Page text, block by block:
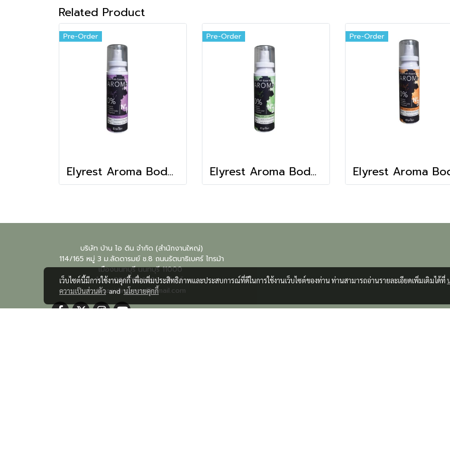
Related Product
Pre-Order
Elyrest Aroma Body Mist No.1(Better Sleep)
Pre-Order
Elyrest Aroma Body Mist No 2( Purify , Breathe )
Pre-Order
บริษัท บ้าน ไอ ดิน จำกัด (สำนักงานใหญ่)
114/165 หมู่ 3 ม.ลัดดารมย์ ซ.8 ถนนรัตนาธิเบศร์ ไทรม้า
เมืองนนทบุรีนนทบุรี11000
โทร : 0807826282 อีเมล์ :
baanidingroup@gmail.com
เว็บไซต์นี้มีการใช้งานคุกกี้ เพื่อเพิ่มประสิทธิภาพและประสบการณ์ที่ดีในการใช้งานเว็บไซต์ของท่าน ท่านสามารถอ่านรายละเอียดเพิ่มเติมได้ที่
ความเป็นส่วนตัวandนโยบายคุกกี้